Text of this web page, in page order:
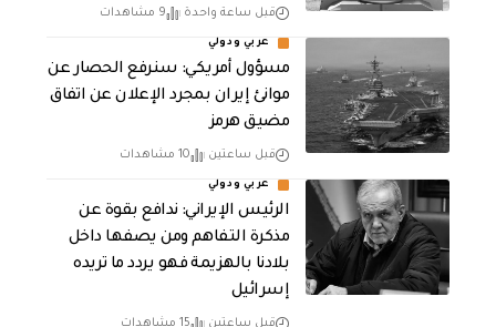
قبل ساعة واحدة 9 مشاهدات
عربي ودولي
مسؤول أمريكي: سنرفع الحصار عن
موانئ إيران بمجرد الإعلان عن اتفاق
مضيق هرمز
قبل ساعتين 10 مشاهدات
عربي ودولي
الرئيس الإيراني: ندافع بقوة عن
مذكرة التفاهم ومن يصفها داخل
بلادنا بالهزيمة فهو يردد ما تريده
إسرائيل
قبل ساعتين 15 مشاهدات